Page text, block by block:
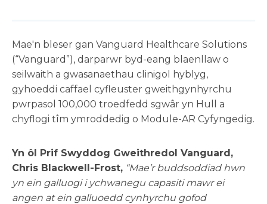
Mae'n bleser gan Vanguard Healthcare Solutions
(“Vanguard”), darparwr byd-eang blaenllaw o
seilwaith a gwasanaethau clinigol hyblyg,
gyhoeddi caffael cyfleuster gweithgynhyrchu
pwrpasol 100,000 troedfedd sgwâr yn Hull a
chyflogi tîm ymroddedig o Module-AR Cyfyngedig.
Yn ôl Prif Swyddog Gweithredol Vanguard,
Chris Blackwell-Frost, “Mae’r buddsoddiad hwn
yn ein galluogi i ychwanegu capasiti mawr ei
angen at ein galluoedd cynhyrchu gofod